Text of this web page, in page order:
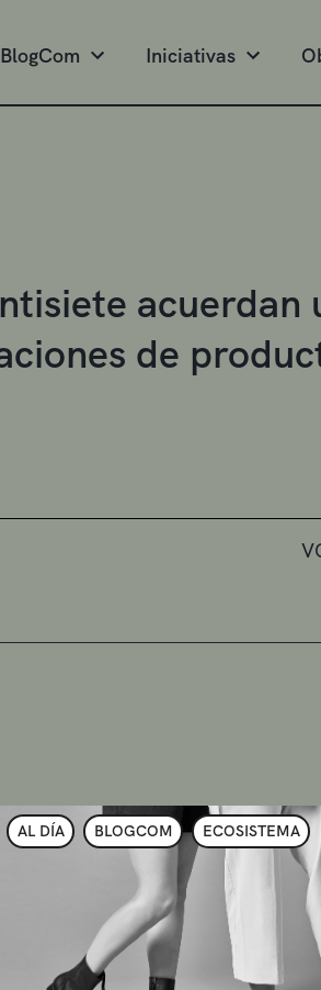
BlogCom Iniciativas
acuerdan
de
AL DÍA BLOGCOM ECOSISTEMA